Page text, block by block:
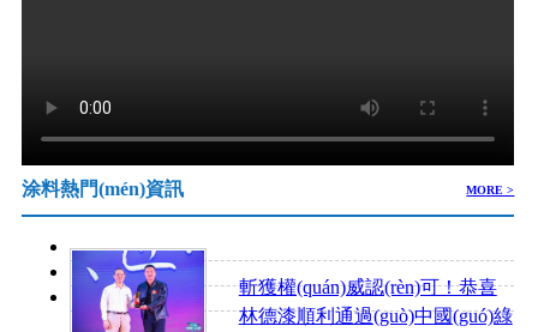
涂料熱門(mén)資訊 MORE >
斬獲權(quán)威認(rèn)可！恭喜
林德漆順利通過(guò)中國(guó)綠